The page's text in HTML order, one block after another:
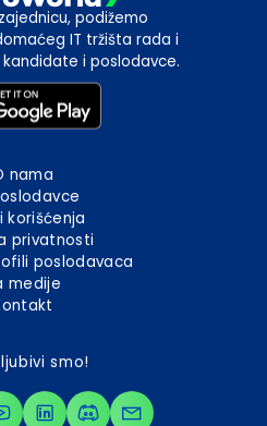
podižemo
IT tržišta rada i
i poslodavce.
nama
korišćenja
privatnosti
poslodavaca
medije
smo!